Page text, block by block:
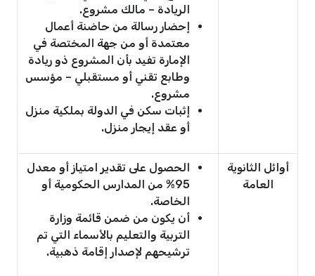
الريادة – مالك مشروع.
إحضار رسالة من حاضنة أعمال
معتمدة أو من جهة المختصة في
الإمارة تفيد بأن المشروع ذو ريادة
وطابع تقني أو مستقبلي – مؤسس
مشروع.
إثبات سكن في الدولة بملكية منزل
أو عقد إيجار منزل.
أوائل الثانوية
العامة
الحصول على تقدير امتياز أو معدل
95% من المدارس الحكومية أو
الخاصة.
أن يكون من ضمن قائمة وزارة
التربية والتعليم بالأسماء التي تم
ترشيحهم لإصدار إقامة ذهبية.